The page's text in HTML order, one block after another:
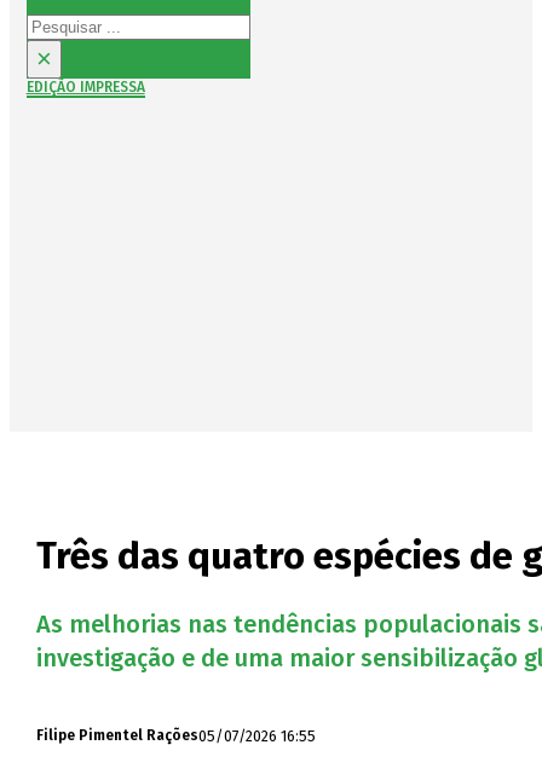
Pesquisar
×
EDIÇÃO IMPRESSA
Três das quatro espécies de
As melhorias nas tendências populacionais
investigação e de uma maior sensibilização
Filipe Pimentel Rações05/07/2026 16:55